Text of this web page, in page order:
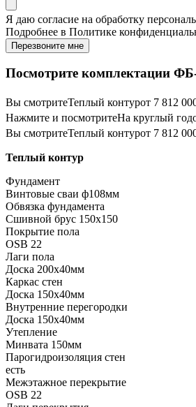
Я даю согласие на обработку
Подробнее в Политике
Перезвоните мне
Посмотрите комплектации
Вы смотритеТеплый контурот 7 812
Нажмите и посмотритеНа круглый год
Вы смотритеТеплый контурот 7 812
Теплый контур
Фундамент
Винтовые сваи ф108мм
Обвязка фундамента
Сшивной брус 150х150
Покрытие пола
ОSB 22
Лаги пола
Доска 200х40мм
Каркас стен
Доска 150х40мм
Внутренние перегородки
Доска 150х40мм
Утепление
Минвата 150мм
Парогидроизоляция стен
есть
Межэтажное перекрытие
OSB 22